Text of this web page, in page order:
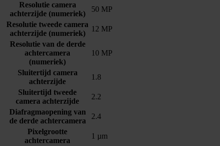
Resolutie camera
achterzijde (numeriek)
50 MP
Resolutie tweede camera
achterzijde (numeriek)
12 MP
Resolutie van de derde
achtercamera
(numeriek)
10 MP
Sluitertijd camera
achterzijde
1.8
Sluitertijd tweede
camera achterzijde
2.2
Diafragmaopening van
de derde achtercamera
2.4
Pixelgrootte
achtercamera
1 µm